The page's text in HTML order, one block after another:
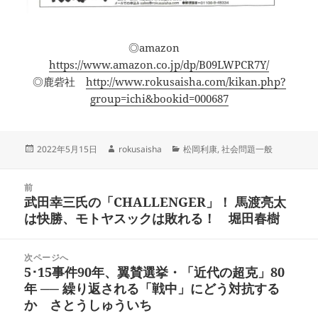
◎amazon
https://www.amazon.co.jp/dp/B09LWPCR7Y/
◎鹿砦社 http://www.rokusaisha.com/kikan.php?
group=ichi&bookid=000687
投
2022年5月15日
作
rokusaisha
カ
ー
松岡利康,社会問題一般
前
前
の
稿:
武田幸三氏の「CHALLENGER」！ 馬渡亮太
は快勝、モトヤスックは敗れる！ 堀田春樹
次ページへ
次
の
投
5･15事件90年、翼賛選挙・「近代の超克」80
年 ── 繰り返される「戦中」にどう対抗する
か さとうしゅういち